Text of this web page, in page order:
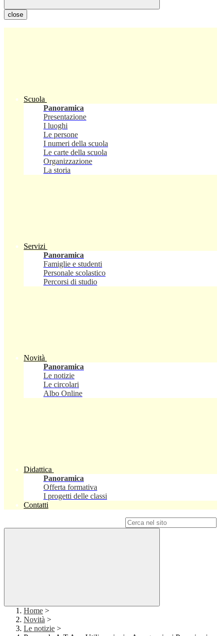
close
Scuola
Panoramica
Presentazione
I luoghi
Le persone
I numeri della scuola
Le carte della scuola
Organizzazione
La storia
Servizi
Panoramica
Famiglie e studenti
Personale scolastico
Percorsi di studio
Novità
Panoramica
Le notizie
Le circolari
Albo Online
Didattica
Panoramica
Offerta formativa
I progetti delle classi
Contatti
Home >
Novità >
Le notizie >